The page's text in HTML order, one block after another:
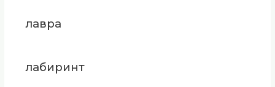
лавра
лабиринт